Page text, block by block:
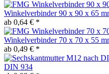
Winkelverbinder 90 x 90 x 65
ab 0,64 € *
Winkelverbinder 70 x 70 x 55
ab 0,49 € *
DIN 934